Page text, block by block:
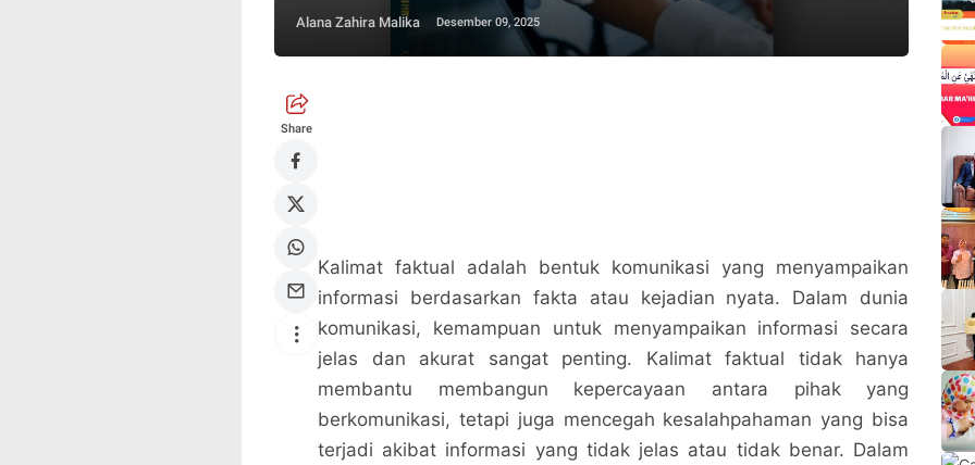
Alana Zahira Malika Desember 09, 2025
Share
Kalimat faktual adalah bentuk komunikasi yang menyampaikan
informasi berdasarkan fakta atau kejadian nyata. Dalam dunia
komunikasi, kemampuan untuk menyampaikan informasi secara
jelas dan akurat sangat penting. Kalimat faktual tidak hanya
membantu membangun kepercayaan antara pihak yang
berkomunikasi, tetapi juga mencegah kesalahpahaman yang bisa
terjadi akibat informasi yang tidak jelas atau tidak benar. Dalam